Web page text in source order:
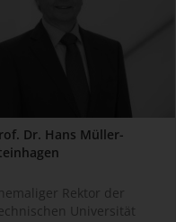
Dr. Hans Müller-
Rektor der
Universität